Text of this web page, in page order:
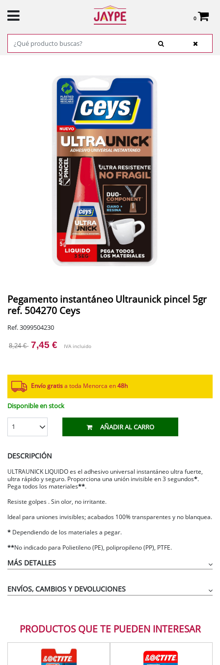
0
Total:
0,00 €
VER CESTA
Pegamento instantáneo Ultraunick pincel 5gr
ref. 504270 Ceys
Ref. 3099504230
8,24 € 7,45 € IVA incluido
Envío gratis a toda Menorca en 48h
Disponible en stock
1 AÑADIR AL CARRO
DESCRIPCIÓN
ULTRAUNICK LIQUIDO es el adhesivo universal instantáneo ultra fuerte,
ultra rápido y seguro. Proporciona una unión invisible en 3 segundos*.
Pega todos los materiales**.
Resiste golpes . Sin olor, no irritante.
Ideal para uniones invisibles; acabados 100% transparentes y no blanquea.
* Dependiendo de los materiales a pegar.
**No indicado para Polietileno (PE), polipropileno (PP), PTFE.
MÁS DETALLES
ENVÍOS, CAMBIOS Y DEVOLUCIONES
PRODUCTOS QUE TE PUEDEN INTERESAR